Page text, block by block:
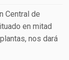
Central de
en mitad
nos dará